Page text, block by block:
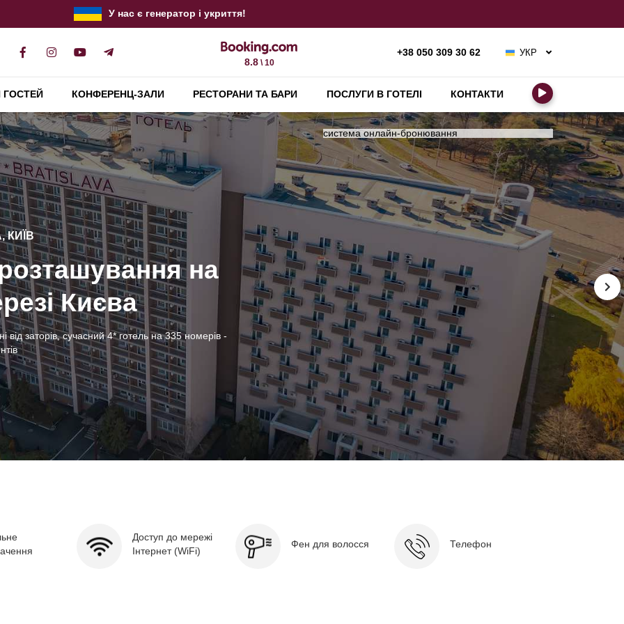
У нас є генератор і укриття!
8.8\ 10
+38 050 309 30 62
УКР
ENG
КОНФЕРЕНЦ-ЗАЛИ РЕСТОРАНИ ТА БАРИ ПОСЛУГИ В ГОТЕЛІ КОНТАКТИ
КИЇВ
Hotel Kyiv
КИЇВ
на
Києва
від заторів, сучасний 4* готель на 335 номерів -
КИЇВ
корпоративи до
або камерні приватні події, смачні страви від
для бізнес-заходів
конференції та
конферненц-зали, можливість онлайн-
та якісний вмонтований звук аби робочий
система онлайн-бронювання
Доступ до мережі
Інтернет (WiFi)
Фен для волосся Телефон